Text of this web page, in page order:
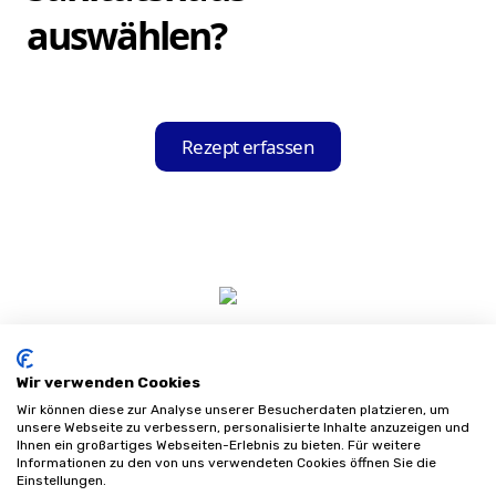
relevanten Informationen aus.
auswählen?
Ihnen die Hilfsmittel-Held App eine Liste
mit Sanitätshäusern an, die mit Ihrer
über die App aufgeben.
Rezept erfassen
Wir verwenden Cookies
Wir können diese zur Analyse unserer Besucherdaten platzieren, um
unsere Webseite zu verbessern, personalisierte Inhalte anzuzeigen und
Ihnen ein großartiges Webseiten-Erlebnis zu bieten. Für weitere
Informationen zu den von uns verwendeten Cookies öffnen Sie die
Einstellungen.